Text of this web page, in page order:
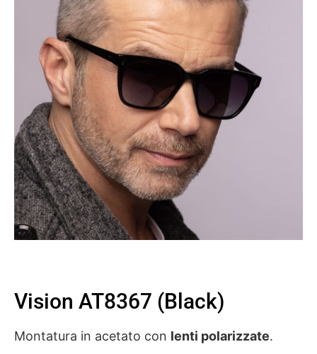
Vision AT8367 (black)
Montatura in acetato con lenti polarizzate.